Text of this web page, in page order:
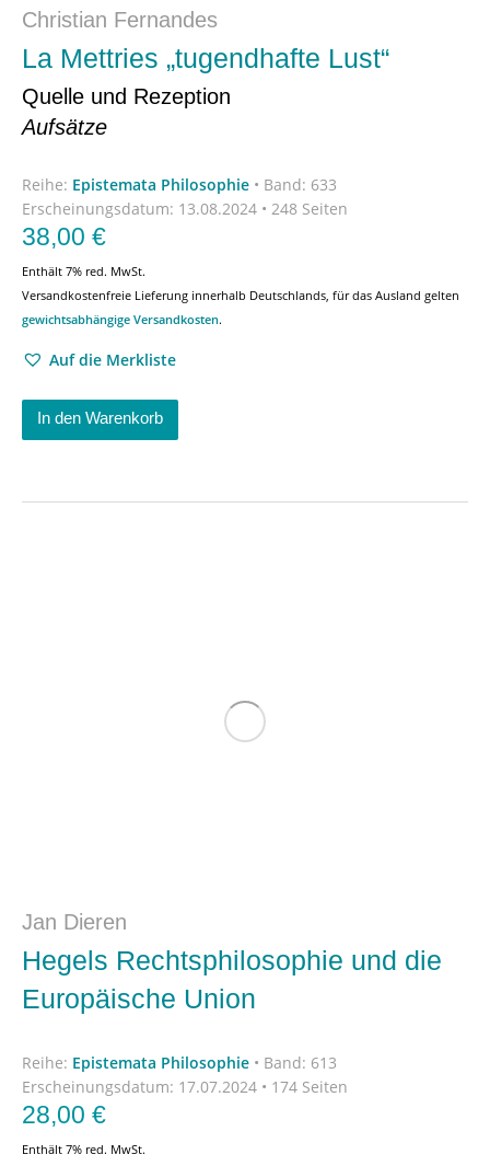
Christian Fernandes
La Mettries „tugendhafte Lust“
Quelle und Rezeption
Aufsätze
Reihe: Epistemata Philosophie • Band: 633
Erscheinungsdatum: 13.08.2024 • 248 Seiten
38,00 €
Enthält 7% red. MwSt.
Versandkostenfreie Lieferung innerhalb Deutschlands, für das Ausland gelten
gewichtsabhängige Versandkosten.
Auf die Merkliste
In den Warenkorb
Jan Dieren
Hegels Rechtsphilosophie und die
Europäische Union
Reihe: Epistemata Philosophie • Band: 613
Erscheinungsdatum: 17.07.2024 • 174 Seiten
28,00 €
Enthält 7% red. MwSt.